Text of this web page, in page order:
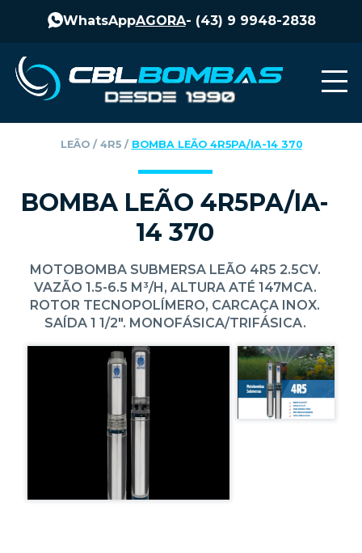
WhatsAppAGORA- (43) 9 9948-2838
LEÃO‎ / ‎ 4R5‎ / ‎ BOMBA LEÃO 4R5PA/IA-14 370
BOMBA LEÃO 4R5PA/IA-
14 370
MOTOBOMBA SUBMERSA LEÃO 4R5 2.5CV.
VAZÃO 1.5-6.5 M³/H, ALTURA ATÉ 147MCA.
ROTOR TECNOPOLÍMERO, CARCAÇA INOX.
SAÍDA 1 1/2". MONOFÁSICA/TRIFÁSICA.